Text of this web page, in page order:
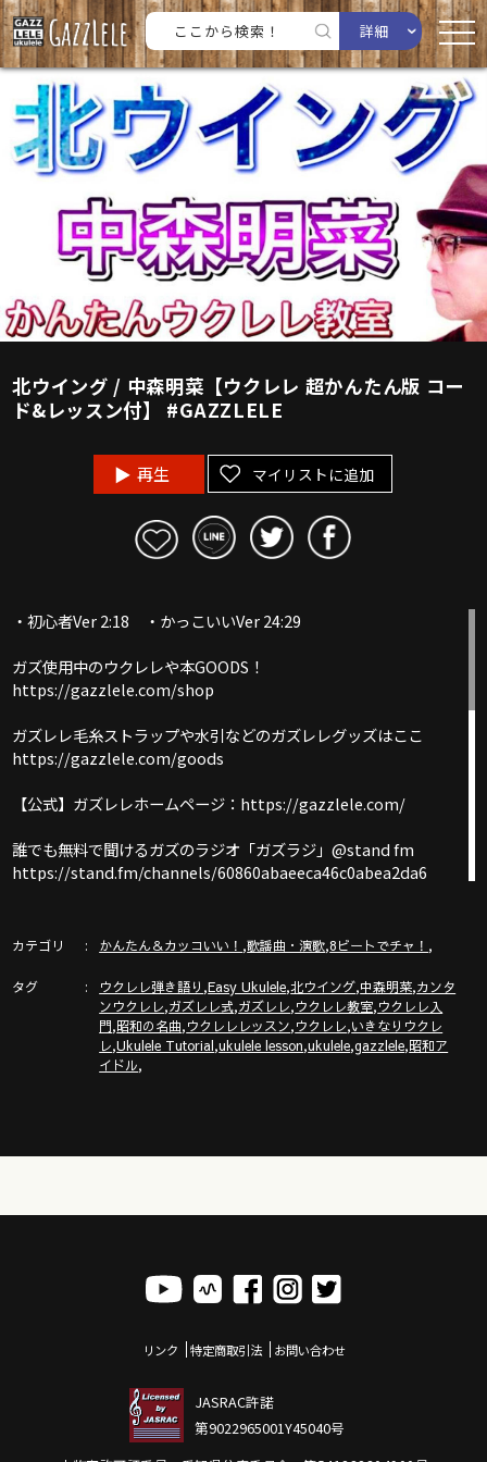
詳細
北ウイング / 中森明菜【ウクレレ 超かんたん版 コー
ド&レッスン付】 #GAZZLELE
再生 マイリストに追加
・初心者Ver 2:18 ・かっこいいVer 24:29
ガズ使用中のウクレレや本GOODS！
https://gazzlele.com/shop
ガズレレ毛糸ストラップや水引などのガズレレグッズはここ
https://gazzlele.com/goods
【公式】ガズレレホームページ：https://gazzlele.com/
誰でも無料で聞けるガズのラジオ「ガズラジ」@stand fm
https://stand.fm/channels/60860abaeeca46c0abea2da6
https://gazzlele.com/product/gazzrecipe01/
「ガズクラブ」の詳細はこちら！ガズノート楽譜毎月５曲GET
& 楽しいコミュニティ
https://gazzlele.com/gazzclub/
「ガズレレ大学」の詳細はこちら！ウクレレ技術が楽しく向
ガズレレスタイルでピアノを演奏！？ガズピアノYouTube
カテゴリ かんたん＆カッコいい！ ,歌謡曲・演歌,8ビートでチャ！ ,
タグ ウクレレ弾き語り ,Easy Ukulele,北ウイング,中森明菜,カンタ
ンウクレレ,ガズレレ式,ガズレレ,ウクレレ教室,ウクレレ入
門,昭和の名曲,ウクレレレッスン,ウクレレ,いきなりウクレ
レ,Ukulele Tutorial,ukulele lesson,ukulele,gazzlele,昭和ア
イドル,
リンク 特定商取引法 お問い合わせ
JASRAC許諾
第9022965001Y45040号